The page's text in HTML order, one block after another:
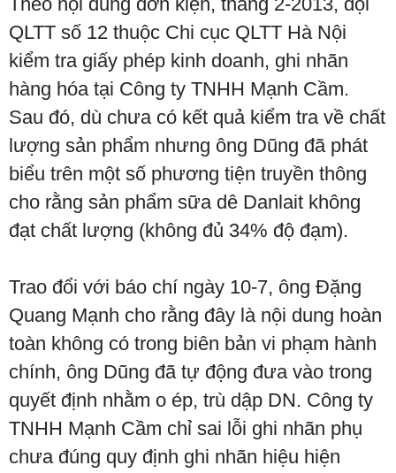
QLTT số 12 thuộc Chi cục QLTT Hà Nội
kiểm tra giấy phép kinh doanh, ghi nhãn
hàng hóa tại Công ty TNHH Mạnh Cầm.
Sau đó, dù chưa có kết quả kiểm tra về chất
lượng sản phẩm nhưng ông Dũng đã phát
biểu trên một số phương tiện truyền thông
cho rằng sản phẩm sữa dê Danlait không
đạt chất lượng (không đủ 34% độ đạm).
Trao đổi với báo chí ngày 10-7, ông Đặng
Quang Mạnh cho rằng đây là nội dung hoàn
toàn không có trong biên bản vi phạm hành
chính, ông Dũng đã tự động đưa vào trong
quyết định nhằm o ép, trù dập DN. Công ty
TNHH Mạnh Cầm chỉ sai lỗi ghi nhãn phụ
chưa đúng quy định ghi nhãn hiệu hiện